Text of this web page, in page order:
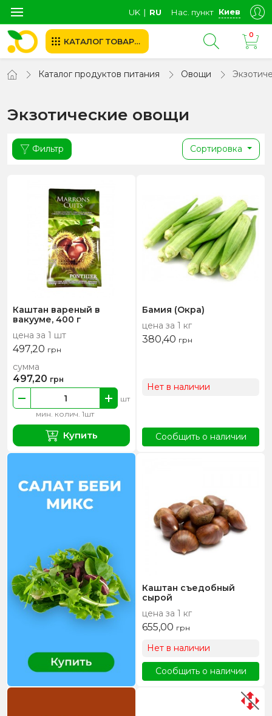
UK ∣ RU Нас. пункт Киев
КАТАЛОГ ТОВАРОВ
0
Каталог продуктов питания Овощи
Экзотические овощи
Фильтр Сортировка
Каштан вареный в
вакууме, 400 г
цена за 1 шт
497,20 грн
мин. колич. 1шт
шт
сумма
497,20 грн
Купить
Бамия (Окра)
цена за 1 кг
380,40 грн
Нет в наличии
Сообщить о наличии
Каштан съедобный
сырой
цена за 1 кг
655,00 грн
Нет в наличии
Сообщить о наличии